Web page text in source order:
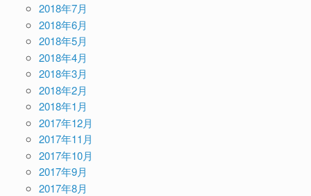
2018年7月
2018年6月
2018年5月
2018年4月
2018年3月
2018年2月
2018年1月
2017年12月
2017年11月
2017年10月
2017年9月
2017年8月